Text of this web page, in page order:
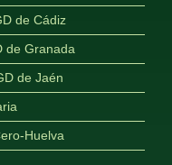
de Cádiz
de Granada
de Jaén
Huelva